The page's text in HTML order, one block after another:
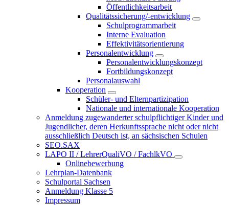
Öffentlichkeitsarbeit
Qualitätssicherung/-entwicklung
Schulprogrammarbeit
Interne Evaluation
Effektivitätsorientierung
Personalentwicklung
Personalentwicklungskonzept
Fortbildungskonzept
Personalauswahl
Kooperation
Schüler- und Elternpartizipation
Nationale und internationale Kooperation
Anmeldung zugewanderter schulpflichtiger Kinder und
Jugendlicher, deren Herkunftssprache nicht oder nicht
ausschließlich Deutsch ist, an sächsischen Schulen
SEO.SAX
LAPO II / LehrerQualiVO / FachlkVO
Onlinebewerbung
Lehrplan-Datenbank
Schulportal Sachsen
Anmeldung Klasse 5
Impressum